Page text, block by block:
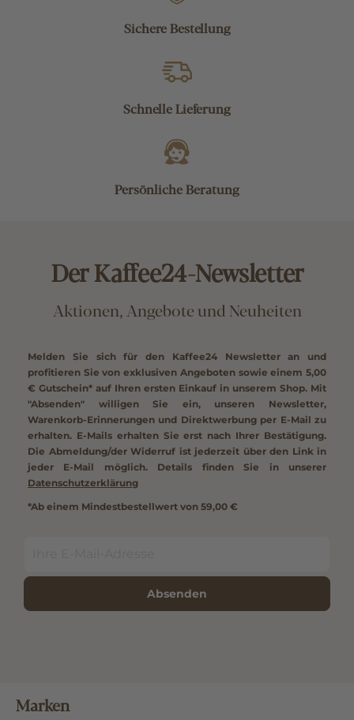
Sichere Bestellung
Schnelle Lieferung
Persönliche Beratung
Der Kaffee24-Newsletter
Aktionen, Angebote und Neuheiten
Melden Sie sich für den Kaffee24 Newsletter an und
profitieren Sie von exklusiven Angeboten sowie einem 5,00
€ Gutschein* auf Ihren ersten Einkauf in unserem Shop. Mit
"Absenden" willigen Sie ein, unseren Newsletter,
Warenkorb-Erinnerungen und Direktwerbung per E-Mail zu
erhalten. E-Mails erhalten Sie erst nach Ihrer Bestätigung.
Die Abmeldung/der Widerruf ist jederzeit über den Link in
jeder E-Mail möglich. Details finden Sie in unserer
Datenschutzerklärung
*Ab einem Mindestbestellwert von 59,00 €
Absenden
Marken